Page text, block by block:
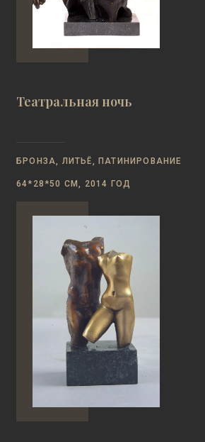
Театральная ночь
БРОНЗА, ЛИТЬЁ, ПАТИНИРОВАНИЕ
64*28*50 СМ, 2014 ГОД